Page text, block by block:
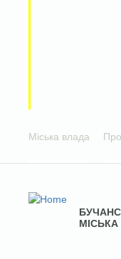
Міська влада